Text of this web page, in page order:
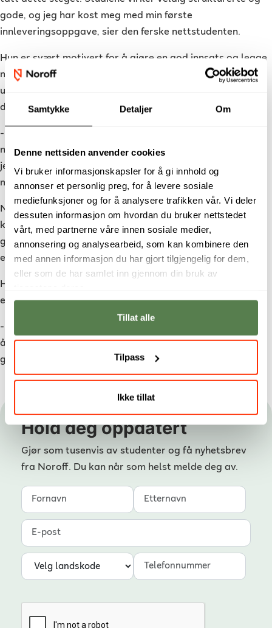
Samtykke Detaljer Om
Denne nettsiden anvender cookies
Vi bruker informasjonskapsler for å gi innhold og
annonser et personlig preg, for å levere sosiale
mediefunksjoner og for å analysere trafikken vår. Vi deler
dessuten informasjon om hvordan du bruker nettstedet
vårt, med partnerne våre innen sosiale medier,
annonsering og analysearbeid, som kan kombinere den
med annen informasjon du har gjort tilgjengelig for dem,
eller som de har samlet inn gjennom din bruk av
Tillat alle
Tilpass
Ikke tillat
gode, og jeg har kost meg med min første
innleveringsoppgave, sier den ferske nettstudenten.
Hun er svært motivert for å gjøre en god innsats og legge
ned mye tid og arbeid i studiene. For å få mest mulig
utbytte tror hun det er viktig å være strukturert og
dedikert.
- Jeg planlegger å studere hver ukedag, men unne meg fri
når jeg ser det passer. Akkurat nå har jeg ikke jobb, men
jeg ønsker å se hvordan det går før jeg eventuelt tar på
meg en deltidsjobb, forteller hun.
Når Lise-Marie er ferdig på studiet drømmer hun om å
kunne jobbe fulltid innenfor branding, markedsføring og
grafisk design i et byrå i Ålesund, eller kanskje starte noe
eget.
Hun har en klar oppfordring til andre som vurderer å
endre karriereretning:
- Just do it! Seriøst. Man kommer ingen vei i karrieren ved
å bare sitte og drømme om noe annet. Man må faktisk
gjøre noe med det. Jeg har ventet alt for lenge, sier hun.
Hold deg oppdatert
Gjør som tusenvis av studenter og få nyhetsbrev
fra Noroff. Du kan når som helst melde deg av.
Fornavn
Etternavn
E-post
Landskode
Telefonnummer